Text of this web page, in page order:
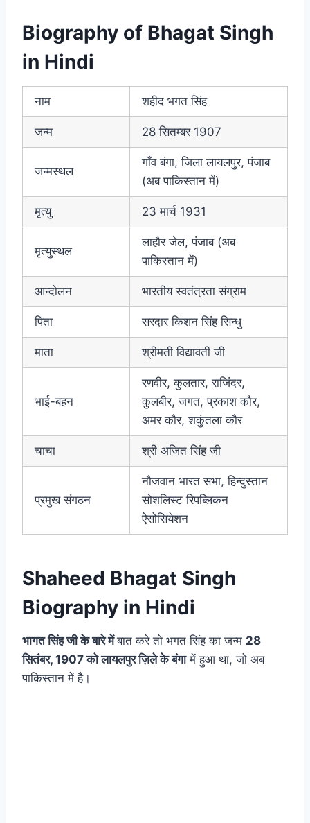
Biography of Bhagat Singh
in Hindi
नाम शहीद भगत सिंह
जन्म 28 सितम्बर 1907
जन्मस्थल
गाँव बंगा, जिला लायलपुर, पंजाब
(अब पाकिस्तान में)
मृत्यु 23 मार्च 1931
मृत्युस्थल
लाहौर जेल, पंजाब (अब
पाकिस्तान में)
आन्दोलन भारतीय स्वतंत्रता संग्राम
पिता सरदार किशन सिंह सिन्धु
माता श्रीमती विद्यावती जी
भाई-बहन
रणवीर, कुलतार, राजिंदर,
कुलबीर, जगत, प्रकाश कौर,
अमर कौर, शकुंतला कौर
चाचा श्री अजित सिंह जी
प्रमुख संगठन
नौजवान भारत सभा, हिन्दुस्तान
सोशलिस्ट रिपब्लिकन
ऐसोसियेशन
Shaheed Bhagat Singh
Biography in Hindi
भागत सिंह जी के बारे मेंबात करे तो भगत सिंह का जन्म 28
सितंबर, 1907 को लायलपुर ज़िले के बंगामें हुआ था, जो अब
पाकिस्तान में है।